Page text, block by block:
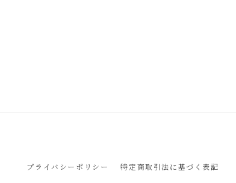
プライバシーポリシー 特定商取引法に基づく表記